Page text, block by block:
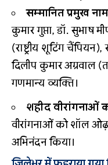
सम्मानित प्रमुख
कुमार गुप्ता, डॉ. सुभाष
(राष्ट्रीय शूटिंग
दिलीप कुमार अग्रवाल
गणमान्य व्यक्ति।
शहीद वीरांगनाओं
वीरांगनाओं को शॉल
अभिनंदन किया।